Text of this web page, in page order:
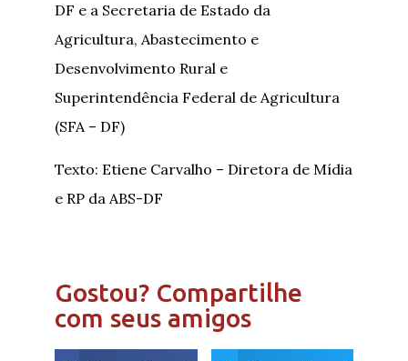
DF e a Secretaria de Estado da
Agricultura, Abastecimento e
Desenvolvimento Rural e
Superintendência Federal de Agricultura
(SFA – DF)
Texto: Etiene Carvalho – Diretora de Mídia
e RP da ABS-DF
Gostou? Compartilhe
com seus amigos